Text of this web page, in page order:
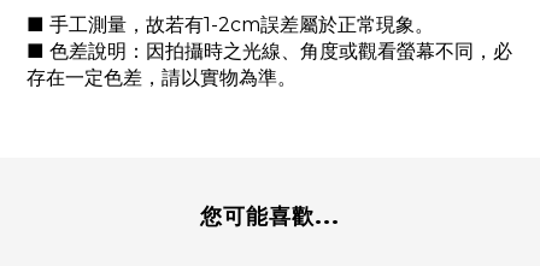
■ 手工測量，故若有1-2cm誤差屬於正常現象。
■ 色差說明：因拍攝時之光線、角度或觀看螢幕不同，必
存在一定色差，請以實物為準。
您可能喜歡...